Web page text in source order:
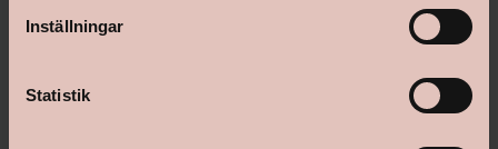
Inställningar
Statistik